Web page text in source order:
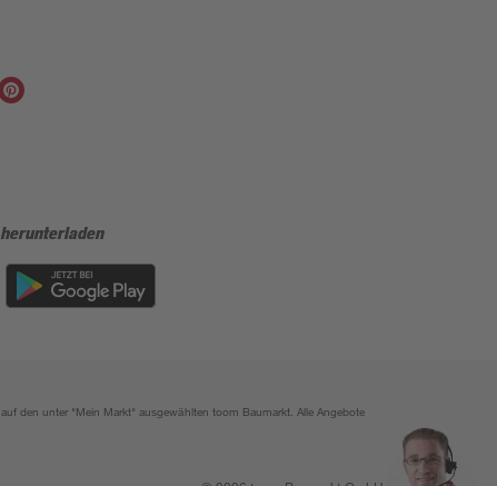
den unter "Mein Markt" ausgewählten toom Baumarkt. Alle Angebote